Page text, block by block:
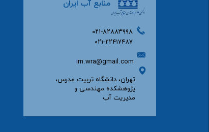
منابع آب ایران
۰۲۱-۸۲۸۸۳۹۹۸
۰۲۱-22417487
irn.wra@gmail.com
تهران، دانشگاه تربیت مدرس،
پژوهشکده مهندسی و
مدیریت آب​​​​​​​